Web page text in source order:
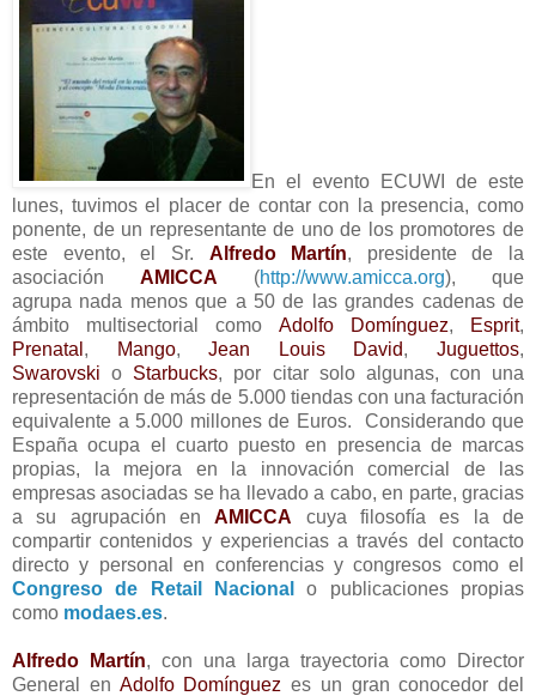
En el evento ECUWI de este
lunes, tuvimos el placer de contar con la presencia, como
ponente, de un representante de uno de los promotores de
este evento, el Sr. Alfredo Martín, presidente de la
asociaciónAMICCA (http://www.amicca.org), que
agrupa nada menos que a 50 de las grandes cadenas de
ámbito multisectorial como Adolfo Domínguez, Esprit,
Prenatal , Mango,Jean Louis David,Juguettos,
Swarovski o Starbucks, por citar solo algunas, con una
representación de más de 5.000 tiendas con una facturación
equivalente a 5.000 millones de Euros. Considerando que
España ocupa el cuarto puesto en presencia de marcas
propias, la mejora en la innovación comercial de las
empresas asociadas se ha llevado a cabo, en parte, gracias
a su agrupación enAMICCA cuya filosofía es la de
compartir contenidos y experiencias a través del contacto
directo y personal en conferencias y congresos como el
Congreso de Retail Nacional
o publicaciones propias
como modaes.es.
Alfredo Martín, con una larga trayectoria como Director
General en Adolfo Domínguez es un gran conocedor del